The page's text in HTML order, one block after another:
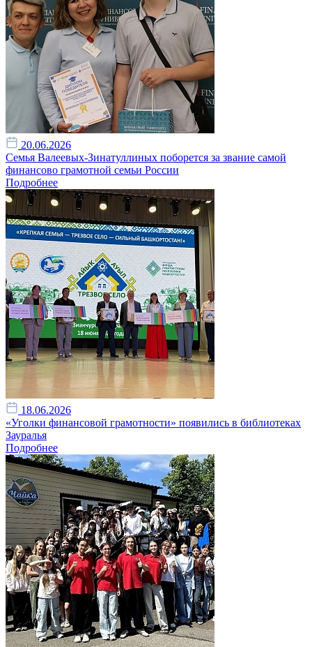
20.06.2026
Семья Валеевых-Зинатуллиных поборется за звание самой
финансово грамотной семьи России
Подробнее
18.06.2026
«Уголки финансовой грамотности» появились в библиотеках
Зауралья
Подробнее